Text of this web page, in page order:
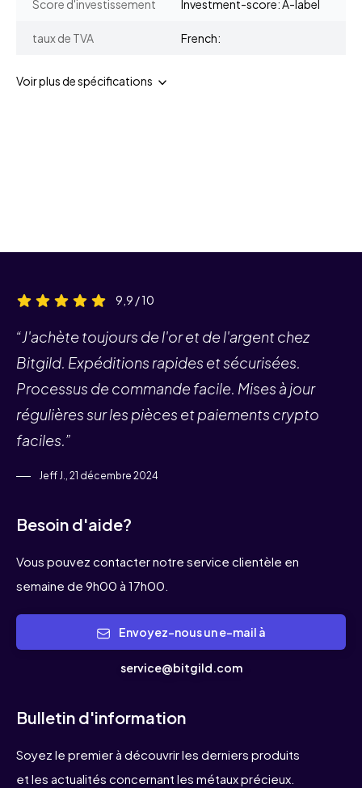
Score d'investissement Investment-score: A-label
taux de TVA French:
Voir plus de spécifications
9,9 / 10
“J'achète toujours de l'or et de l'argent chez
Bitgild. Expéditions rapides et sécurisées.
Processus de commande facile. Mises à jour
régulières sur les pièces et paiements crypto
faciles.”
Jeff J., 21 décembre 2024
Besoin d'aide?
Vous pouvez contacter notre service clientèle en
semaine de 9h00 à 17h00.
service@bitgild.com
Bulletin d'information
Soyez le premier à découvrir les derniers produits
et les actualités concernant les métaux précieux.